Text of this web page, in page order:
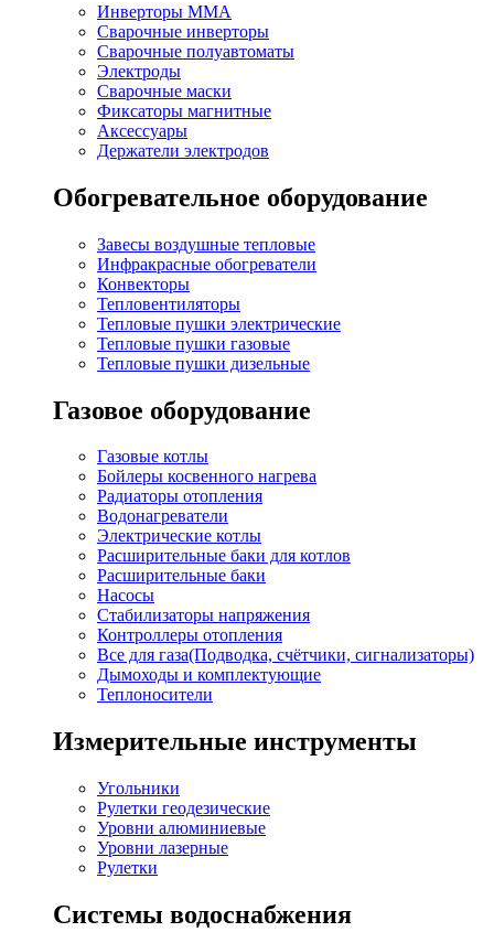
Инверторы MMA
Сварочные инверторы
Сварочные полуавтоматы
Электроды
Сварочные маски
Фиксаторы магнитные
Аксессуары
Держатели электродов
Обогревательное оборудование
Завесы воздушные тепловые
Инфракрасные обогреватели
Конвекторы
Тепловентиляторы
Тепловые пушки электрические
Тепловые пушки газовые
Тепловые пушки дизельные
Газовое оборудование
Газовые котлы
Бойлеры косвенного нагрева
Радиаторы отопления
Водонагреватели
Электрические котлы
Расширительные баки для котлов
Расширительные баки
Насосы
Стабилизаторы напряжения
Контроллеры отопления
Все для газа(Подводка, счётчики, сигнализаторы)
Дымоходы и комплектующие
Теплоносители
Измерительные инструменты
Угольники
Рулетки геодезические
Уровни алюминиевые
Уровни лазерные
Рулетки
Системы водоснабжения